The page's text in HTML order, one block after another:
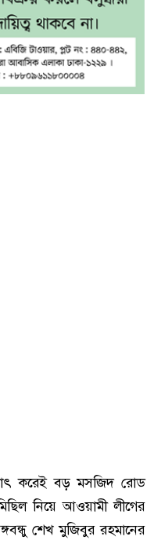
করেই বড় মসজিদ রোড
নিয়ে আওয়ামী লীগের
শেখ মুজিবুর রহমানের